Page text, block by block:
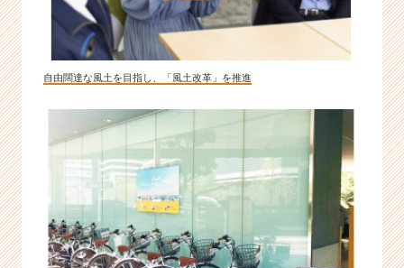
自由闊達な風土を目指し、「風土改革」を推進